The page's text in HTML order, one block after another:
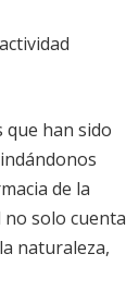
que han sido
de la
no solo cuenta
naturaleza,